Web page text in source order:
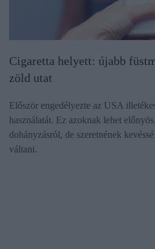
Cigaretta helyett: újabb
zöld utat
Először engedélyezte az USA
használatát. Ez azoknak lehet
dohányzásról, de szeretnének
váltani.